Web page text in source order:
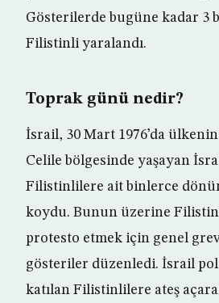
Gösterilerde bugüne kadar 3
Filistinli yaralandı.
Toprak günü nedir?
İsrail, 30 Mart 1976’da
Celile bölgesinde yaşayan
Filistinlilere ait binlerce
koydu. Bunun üzerine Filistin
protesto etmek için genel
gösteriler düzenledi. İsrail
katılan Filistinlilere ateş